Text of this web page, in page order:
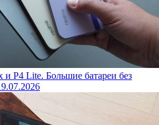
и P4 Lite. Большие батареи без